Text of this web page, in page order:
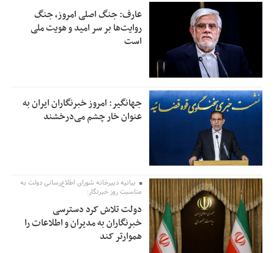
عارف: جنگ اصلی امروز، جنگ
روایت‌ها بر سر امید و هویت ملی
است
جهانگیر: امروز خبرنگاران ایران به
عنوان خار چشم می‌درخشند
بیانیه دبیرخانه شورای اطلاع‌رسانی دولت به
مناسبت روز خبرنگار:
دولت تلاش کرد دسترسی
خبرنگاران به مدیران و اطلاعات را
هموارتر کند